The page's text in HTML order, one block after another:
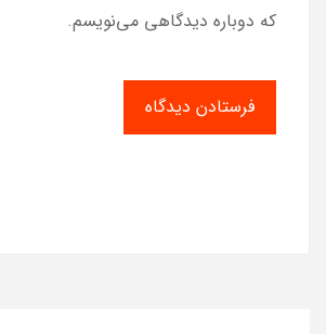
که دوباره دیدگاهی می‌نویسم.